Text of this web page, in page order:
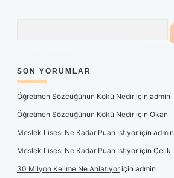
SON YORUMLAR
Öğretmen Sözcüğünün Kökü Nediriçin admin
Öğretmen Sözcüğünün Kökü Nediriçin Okan
Meslek Lisesi Ne Kadar Puan Istiyoriçin admin
Meslek Lisesi Ne Kadar Puan Istiyoriçin Çelik
30 Milyon Kelime Ne Anlatıyoriçin admin